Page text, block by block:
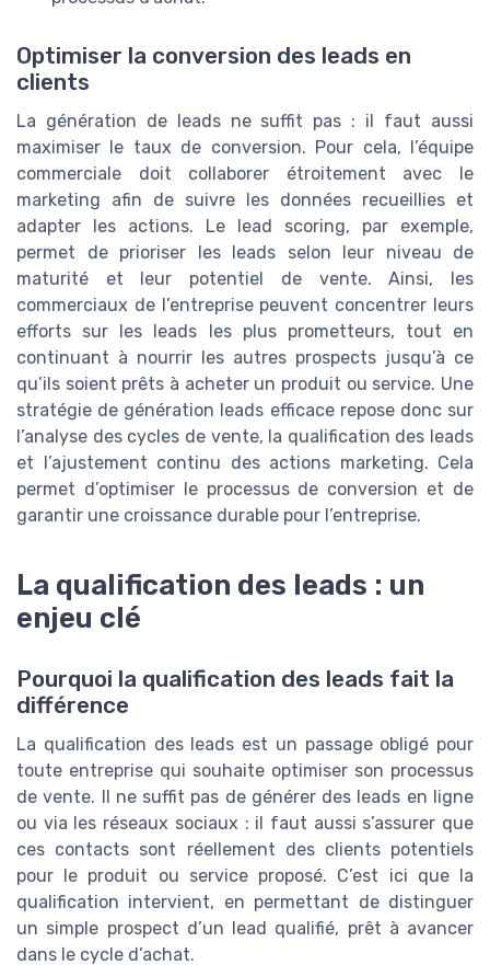
Optimiser la conversion des leads en
clients
La génération de leads ne suffit pas : il faut aussi
maximiser le taux de conversion. Pour cela, l’équipe
commerciale doit collaborer étroitement avec le
marketing afin de suivre les données recueillies et
adapter les actions. Le lead scoring, par exemple,
permet de prioriser les leads selon leur niveau de
maturité et leur potentiel de vente. Ainsi, les
commerciaux de l’entreprise peuvent concentrer leurs
efforts sur les leads les plus prometteurs, tout en
continuant à nourrir les autres prospects jusqu’à ce
qu’ils soient prêts à acheter un produit ou service. Une
stratégie de génération leads efficace repose donc sur
l’analyse des cycles de vente, la qualification des leads
et l’ajustement continu des actions marketing. Cela
permet d’optimiser le processus de conversion et de
garantir une croissance durable pour l’entreprise.
La qualification des leads : un
enjeu clé
Pourquoi la qualification des leads fait la
différence
La qualification des leads est un passage obligé pour
toute entreprise qui souhaite optimiser son processus
de vente. Il ne suffit pas de générer des leads en ligne
ou via les réseaux sociaux : il faut aussi s’assurer que
ces contacts sont réellement des clients potentiels
pour le produit ou service proposé. C’est ici que la
qualification intervient, en permettant de distinguer
un simple prospect d’un lead qualifié, prêt à avancer
dans le cycle d’achat.